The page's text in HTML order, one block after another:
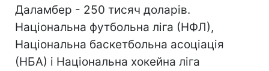
Даламбер - 250 тисяч доларів.
Національна футбольна ліга (НФЛ),
Національна баскетбольна асоціація
(НБА) і Національна хокейна ліга